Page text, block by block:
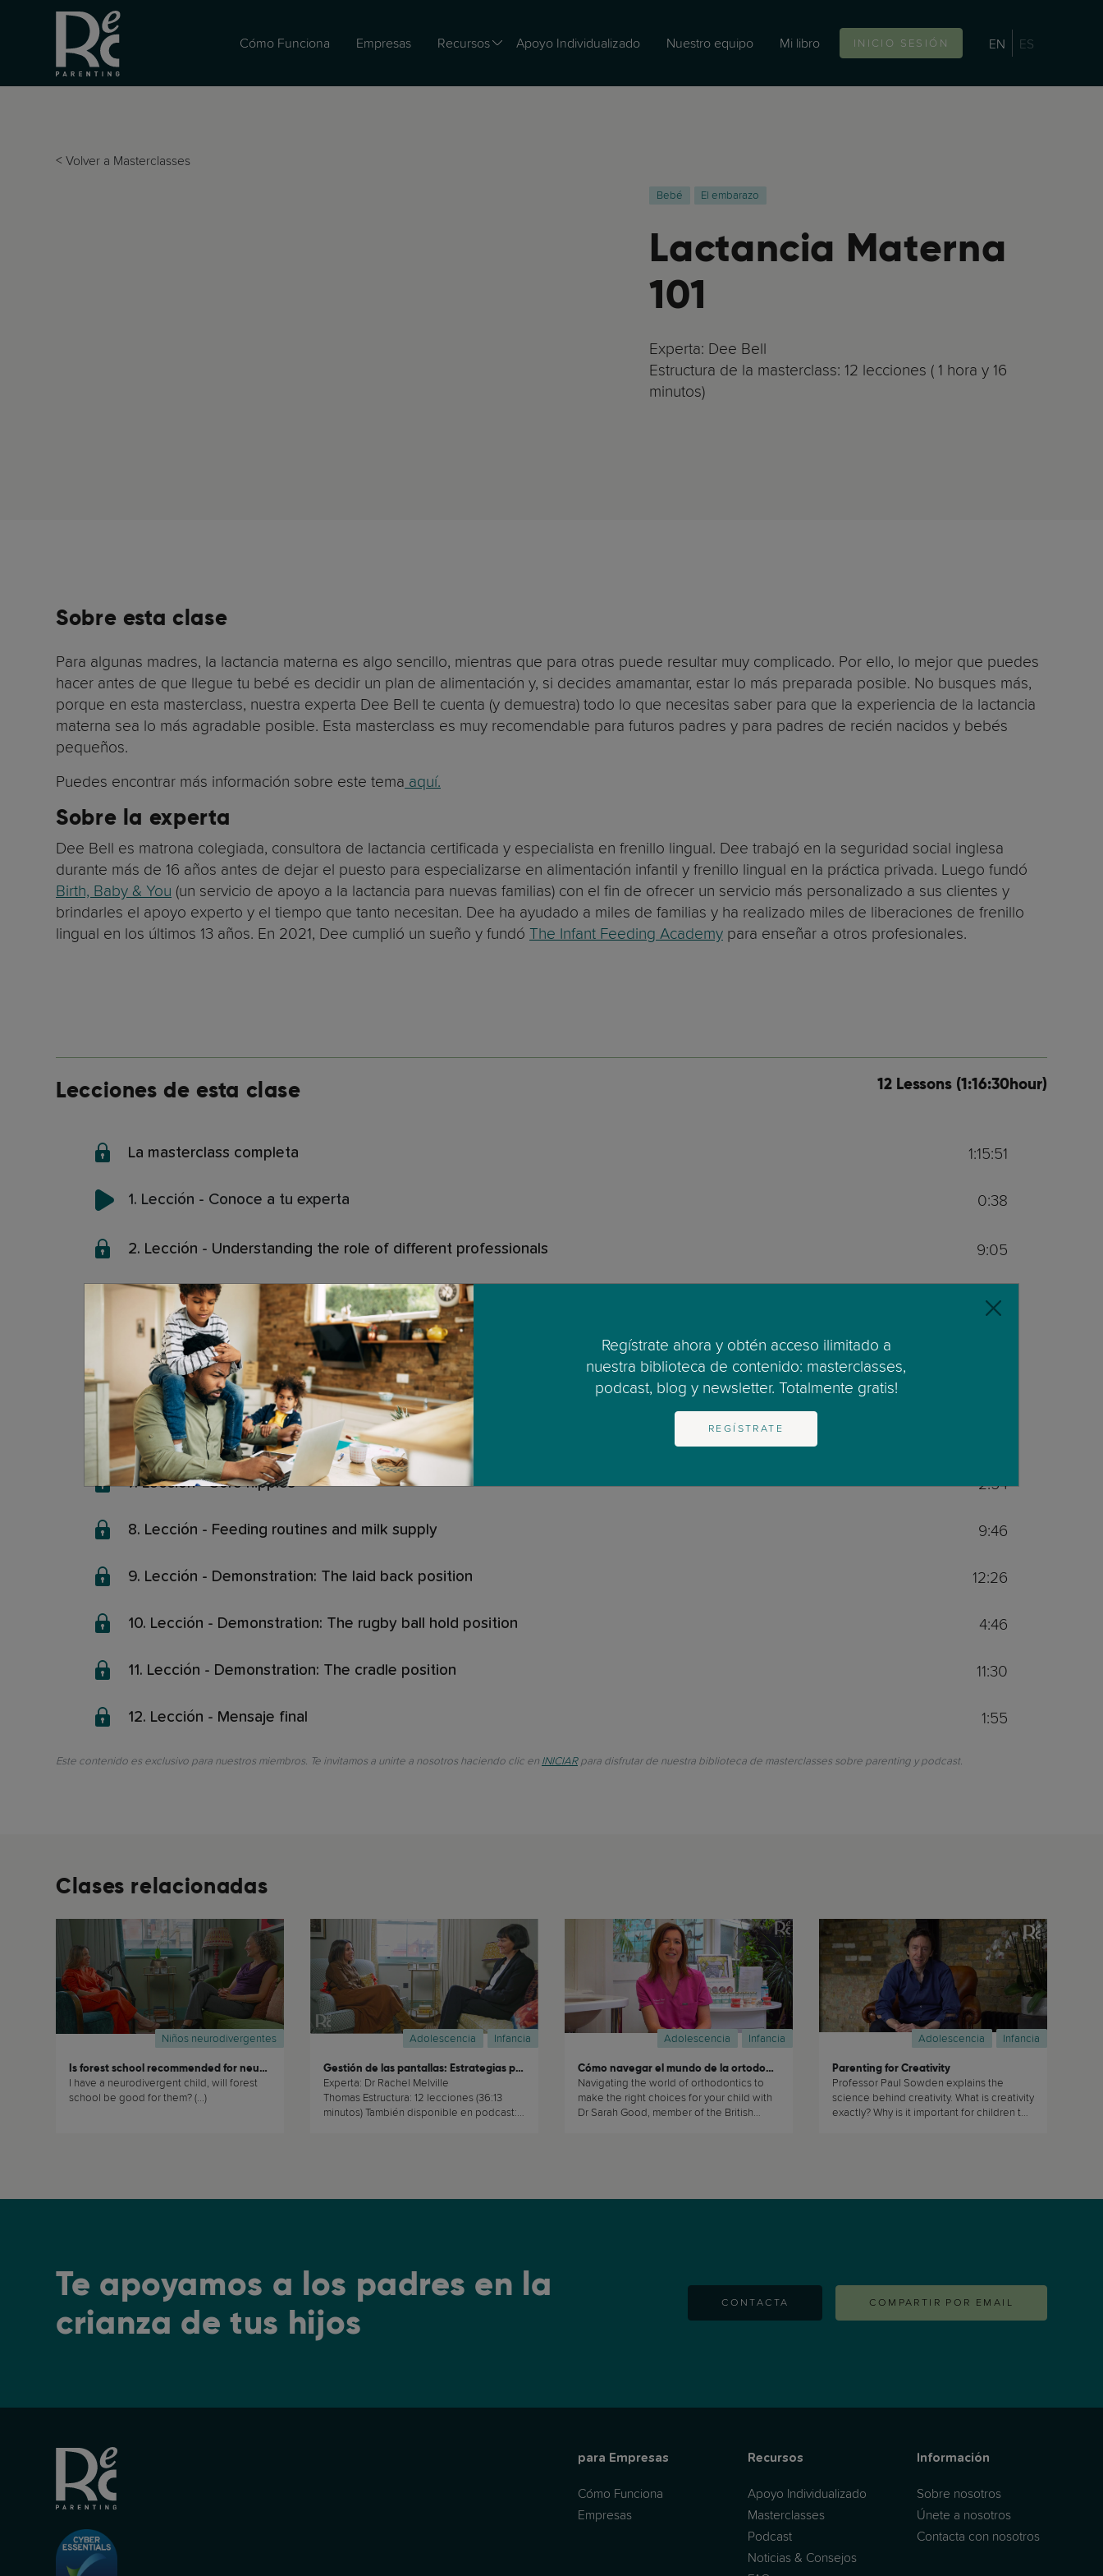
Cómo Funciona Empresas Recursos Apoyo Individualizado Nuestro equipo Mi libro INICIO SESIÓN EN ES
< Volver a Masterclasses
Bebé El embarazo
Lactancia Materna
101
Experta: Dee Bell
Estructura de la masterclass: 12 lecciones ( 1 hora y 16
minutos)
Sobre esta clase
Para algunas madres, la lactancia materna es algo sencillo, mientras que para otras puede resultar muy complicado. Por ello, lo mejor que puedes
hacer antes de que llegue tu bebé es decidir un plan de alimentación y, si decides amamantar, estar lo más preparada posible. No busques más,
porque en esta masterclass, nuestra experta Dee Bell te cuenta (y demuestra) todo lo que necesitas saber para que la experiencia de la lactancia
materna sea lo más agradable posible. Esta masterclass es muy recomendable para futuros padres y para padres de recién nacidos y bebés
pequeños.
Puedes encontrar más información sobre este tema aquí.
Sobre la experta
Dee Bell es matrona colegiada, consultora de lactancia certificada y especialista en frenillo lingual. Dee trabajó en la seguridad social inglesa
durante más de 16 años antes de dejar el puesto para especializarse en alimentación infantil y frenillo lingual en la práctica privada. Luego fundó
Birth, Baby & You (un servicio de apoyo a la lactancia para nuevas familias) con el fin de ofrecer un servicio más personalizado a sus clientes y
brindarles el apoyo experto y el tiempo que tanto necesitan. Dee ha ayudado a miles de familias y ha realizado miles de liberaciones de frenillo
lingual en los últimos 13 años. En 2021, Dee cumplió un sueño y fundó The Infant Feeding Academy para enseñar a otros profesionales.
Lecciones de esta clase 12 Lessons (1:16:30hour)
La masterclass completa 1:15:51
1. Lección - Conoce a tu experta 0:38
2. Lección - Understanding the role of different professionals 9:05
3. Lección - What to consider when planning how to feed your baby 8:31
4. Lección - Expressing milk manually: Why, When and How
5. Lección - Alimentación durante la lactancia
6. Lección - Best breastfeeding techniques and postures
7. Lección - Sore nipples 2:54
8. Lección - Feeding routines and milk supply 9:46
9. Lección - Demonstration: The laid back position 12:26
10. Lección - Demonstration: The rugby ball hold position 4:46
11. Lección - Demonstration: The cradle position 11:30
12. Lección - Mensaje final 1:55
Este contenido es exclusivo para nuestros miembros. Te invitamos a unirte a nosotros haciendo clic en INICIARpara disfrutar de nuestra biblioteca de masterclasses sobre parenting y podcast.
Clases relacionadas
Niños neurodivergentes
Is forest school recommended for neurodivergent children?
I have a neurodivergent child, will forest
school be good for them? (...)
Adolescencia Infancia
Gestión de las pantallas: Estrategias para padres de niños y adolescentes
Experta: Dr Rachel Melville
Thomas Estructura: 12 lecciones (36:13
minutos) También disponible en podcast:
Adolescencia Infancia
Cómo navegar el mundo de la ortodoncia
Navigating the world of orthodontics to
make the right choices for your child with
Dr Sarah Good, member of the British
Adolescencia Infancia
Parenting for Creativity
Professor Paul Sowden explains the
science behind creativity. What is creativity
exactly? Why is it important for children to
Te apoyamos a los padres en la
crianza de tus hijos
CONTACTA COMPARTIR POR EMAIL
para Empresas
Cómo Funciona
Empresas
Recursos
Apoyo Individualizado
Masterclasses
Podcast
Noticias & Consejos
Información
Sobre nosotros
Únete a nosotros
Contacta con nosotros
Regístrate ahora y obtén acceso ilimitado a
nuestra biblioteca de contenido: masterclasses,
podcast, blog y newsletter. Totalmente gratis!
REGÍSTRATE